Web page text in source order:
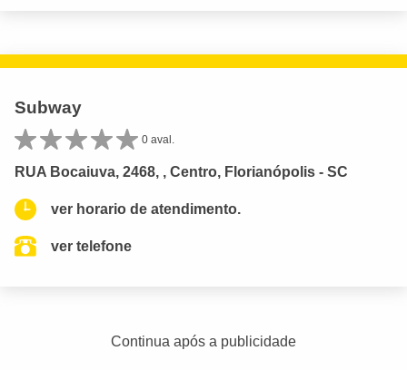
Subway
0 aval.
RUA Bocaiuva, 2468, , Centro, Florianópolis - SC
ver horario de atendimento.
ver telefone
Continua após a publicidade